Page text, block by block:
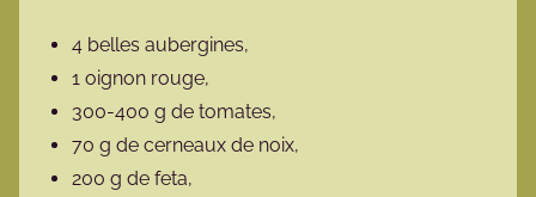
4 belles aubergines,
1 oignon rouge,
300-400 g de tomates,
70 g de cerneaux de noix,
200 g de feta,